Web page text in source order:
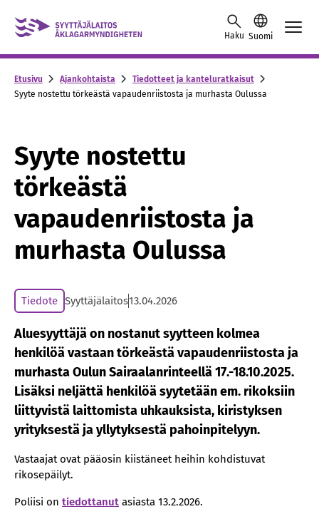
Skip to content -saavutettavuusohje
Haku Suomi
Etusivu Ajankohtaista
Tiedotteet ja kanteluratkaisut
Syyte nostettu törkeästä vapaudenriistosta ja murhasta Oulussa
Syyte nostettu
törkeästä
vapaudenriistosta ja
murhasta Oulussa
Tiedote Syyttäjälaitos13.04.2026
Aluesyyttäjä on nostanut syytteen kolmea
henkilöä vastaan törkeästä vapaudenriistosta ja
murhasta Oulun Sairaalanrinteellä 17.-18.10.2025.
Lisäksi neljättä henkilöä syytetään em. rikoksiin
liittyvistä laittomista uhkauksista, kiristyksen
yrityksestä ja yllytyksestä pahoinpitelyyn.
Vastaajat ovat pääosin kiistäneet heihin kohdistuvat
rikosepäilyt.
Poliisi on tiedottanut asiasta 13.2.2026.